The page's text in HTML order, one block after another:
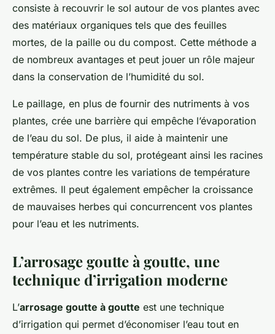
consiste à recouvrir le sol autour de vos plantes avec
des matériaux organiques tels que des feuilles
mortes, de la paille ou du compost. Cette méthode a
de nombreux avantages et peut jouer un rôle majeur
dans la conservation de l’humidité du sol.
Le paillage, en plus de fournir des nutriments à vos
plantes, crée une barrière qui empêche l’évaporation
de l’eau du sol. De plus, il aide à maintenir une
température stable du sol, protégeant ainsi les racines
de vos plantes contre les variations de température
extrêmes. Il peut également empêcher la croissance
de mauvaises herbes qui concurrencent vos plantes
pour l’eau et les nutriments.
L’arrosage goutte à goutte, une
technique d’irrigation moderne
L’arrosage goutte à goutte est une technique
d’irrigation qui permet d’économiser l’eau tout en